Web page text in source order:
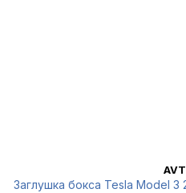
Заглушка бокса Tesla Model 3